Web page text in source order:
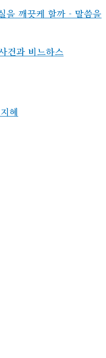
을 깨끗케 할까 - 말씀을
건과 비느하스
혜